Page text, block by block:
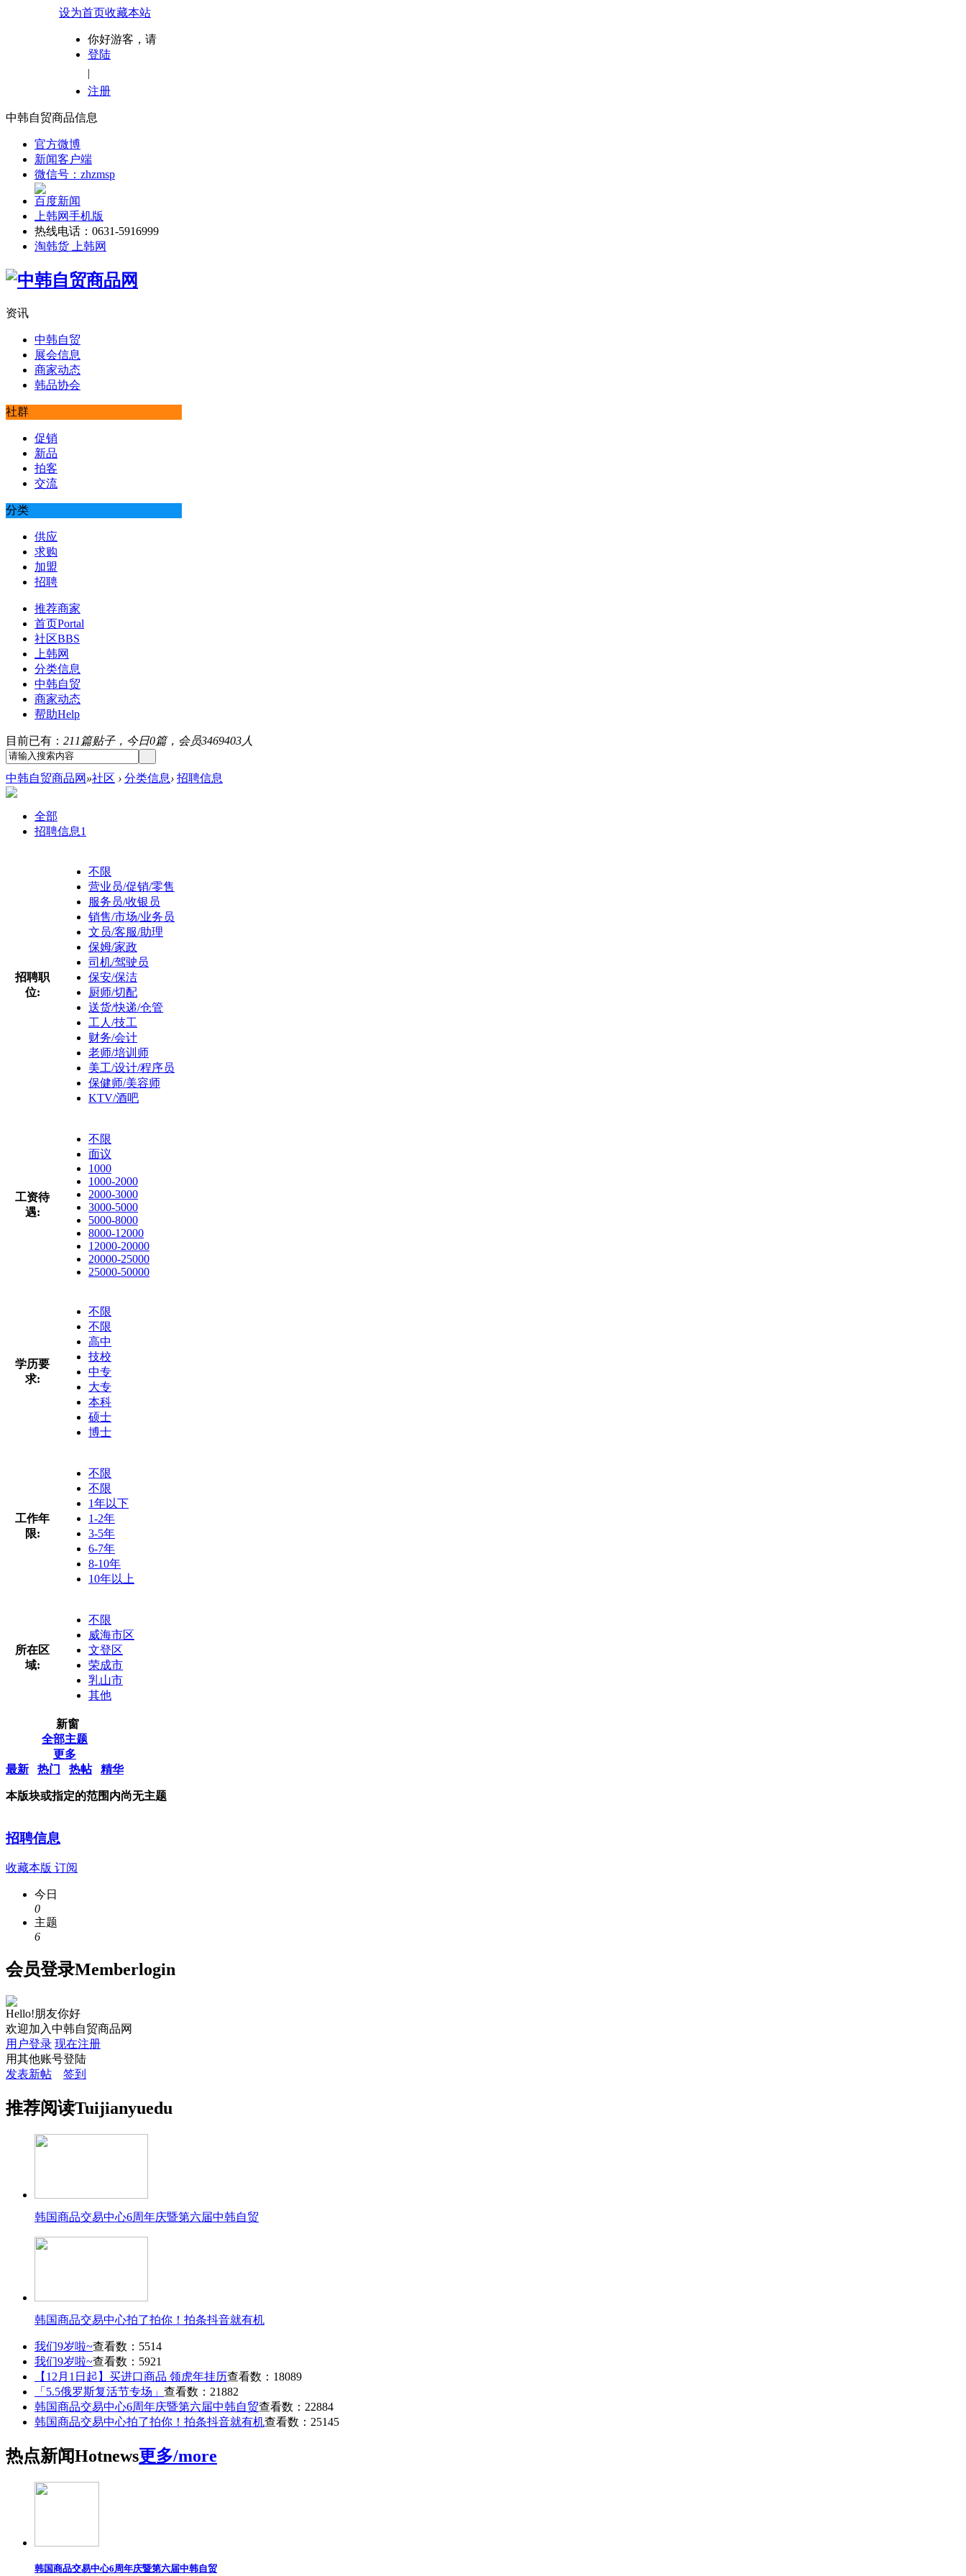
设为首页收藏本站
你好游客，请
登陆
|
注册
中韩自贸商品信息
官方微博
新闻客户端
微信号：zhzmsp
百度新闻
上韩网手机版
热线电话：0631-5916999
淘韩货 上韩网
资讯
中韩自贸
展会信息
商家动态
韩品协会
社群
促销
新品
拍客
交流
分类
供应
求购
加盟
招聘
推荐商家
首页Portal
社区BBS
上韩网
分类信息
中韩自贸
商家动态
帮助Help
目前已有： 211篇贴子，今日0篇，会员3469403人
中韩自贸商品网 »社区 › 分类信息› 招聘信息
全部
招聘信息1
招聘职
位:
不限
营业员/促销/零售
服务员/收银员
销售/市场/业务员
文员/客服/助理
保姆/家政
司机/驾驶员
保安/保洁
厨师/切配
送货/快递/仓管
工人/技工
财务/会计
老师/培训师
美工/设计/程序员
保健师/美容师
KTV/酒吧
工资待
遇:
不限
面议
1000
1000-2000
2000-3000
3000-5000
5000-8000
8000-12000
12000-20000
20000-25000
25000-50000
学历要
求:
不限
不限
高中
技校
中专
大专
本科
硕士
博士
工作年
限:
不限
不限
1年以下
1-2年
3-5年
6-7年
8-10年
10年以上
所在区
域:
不限
威海市区
文登区
荣成市
乳山市
其他
新窗
全部主题
更多
最新
热门 热帖 精华
本版块或指定的范围内尚无主题
招聘信息
收藏本版 订阅
今日
0
主题
6
会员登录Memberlogin
Hello!朋友你好
欢迎加入中韩自贸商品网
用户登录 现在注册
用其他账号登陆
发表新帖
签到
推荐阅读Tuijianyuedu
韩国商品交易中心6周年庆暨第六届中韩自贸
韩国商品交易中心拍了拍你！拍条抖音就有机
我们9岁啦~查看数：5514
我们9岁啦~查看数：5921
【12月1日起】买进口商品 领虎年挂历查看数：18089
「5.5俄罗斯复活节专场」 查看数：21882
韩国商品交易中心6周年庆暨第六届中韩自贸查看数：22884
韩国商品交易中心拍了拍你！拍条抖音就有机查看数：25145
热点新闻Hotnews更多/more
韩国商品交易中心6周年庆暨第六届中韩自贸